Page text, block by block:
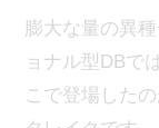
膨大な量の異
ョナル型DBで
こで登場した